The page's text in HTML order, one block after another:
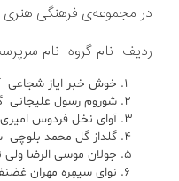
در مجموعه‌ی فرهنگی هنری
ردیف نام گروه نام
خوش خبر ایاز شجاعی
شوروم رسول علیجانی گیلان ۱/۶/
آوای نخل فردوس امیری کرمان
گلداز گل محمد بلوچی
جولان موسی الرضا ولی
نوای سیمِره مهران غضنفری